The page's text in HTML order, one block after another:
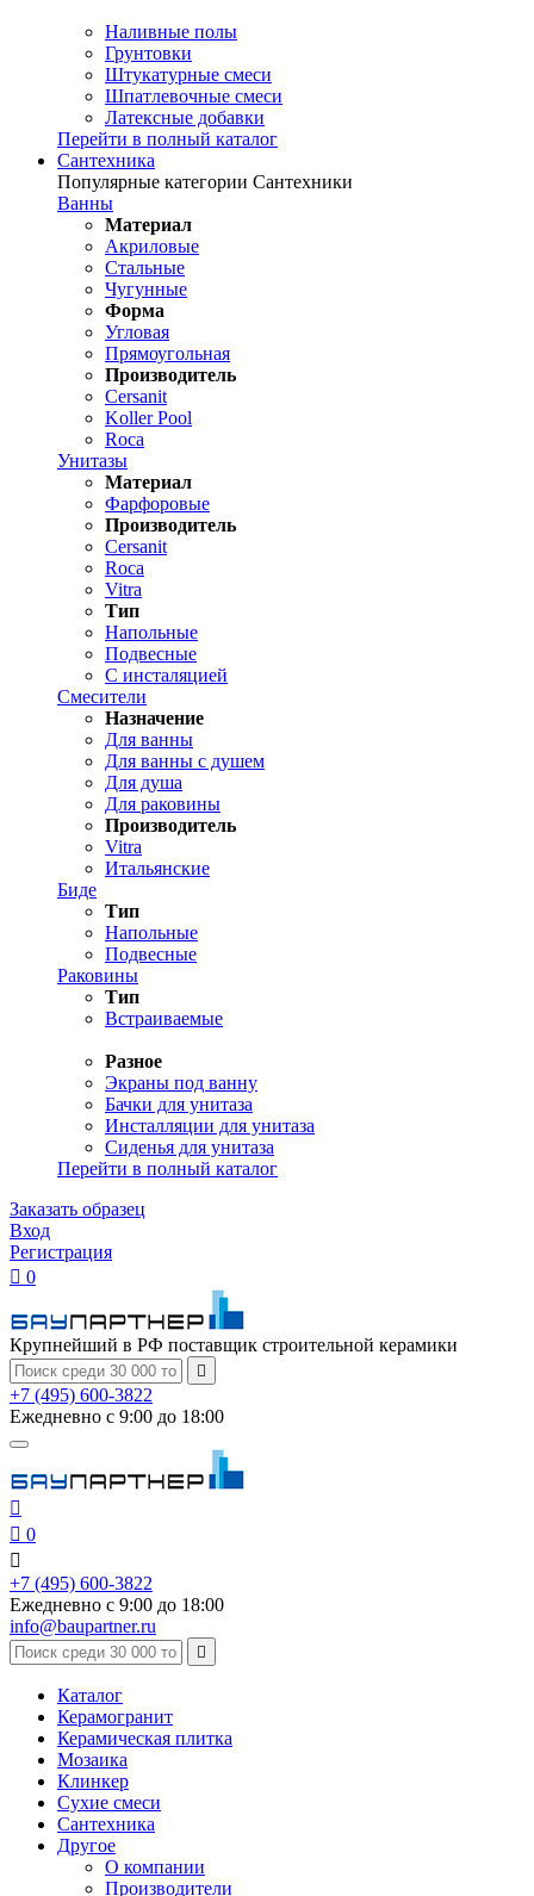
Наливные полы
Грунтовки
Штукатурные смеси
Шпатлевочные смеси
Латексные добавки
Перейти в полный каталог
Сантехника
Популярные категории Сантехники
Ванны
Материал
Акриловые
Стальные
Чугунные
Форма
Угловая
Прямоугольная
Производитель
Cersanit
Koller Pool
Roca
Унитазы
Материал
Фарфоровые
Производитель
Cersanit
Roca
Vitra
Тип
Напольные
Подвесные
С инсталяцией
Смесители
Назначение
Для ванны
Для ванны с душем
Для душа
Для раковины
Производитель
Vitra
Итальянские
Биде
Тип
Напольные
Подвесные
Раковины
Тип
Встраиваемые
Разное
Экраны под ванну
Бачки для унитаза
Инсталляции для унитаза
Сиденья для унитаза
Перейти в полный каталог
Заказать образец
Вход
Регистрация
 0
Крупнейший в РФ поставщик строительной керамики

+7 (495) 600-3822
Ежедневно с 9:00 до 18:00

 0

+7 (495) 600-3822
Ежедневно с 9:00 до 18:00
info@baupartner.ru

Каталог
Керамогранит
Керамическая плитка
Мозаика
Клинкер
Сухие смеси
Сантехника
Другое
О компании
Производители